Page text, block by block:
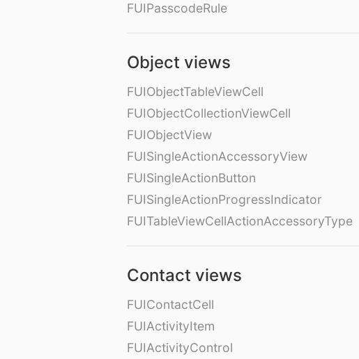
FUIPasscodeRule
Object views
FUIObjectTableViewCell
FUIObjectCollectionViewCell
FUIObjectView
FUISingleActionAccessoryView
FUISingleActionButton
FUISingleActionProgressIndicator
FUITableViewCellActionAccessoryType
Contact views
FUIContactCell
FUIActivityItem
FUIActivityControl